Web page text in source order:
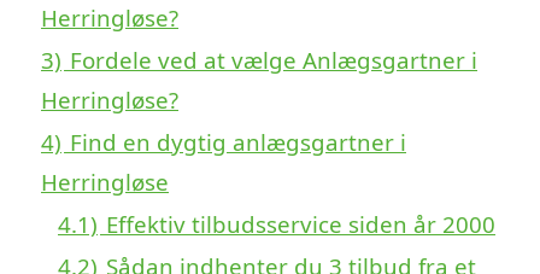
Herringløse?
3) Fordele ved at vælge Anlægs­gartner i
Herringløse?
4) Find en dygtig anlægsgartner i
Herringløse
4.1) Effektiv tilbudsservice siden år 2000
4.2) Sådan indhenter du 3 tilbud fra et